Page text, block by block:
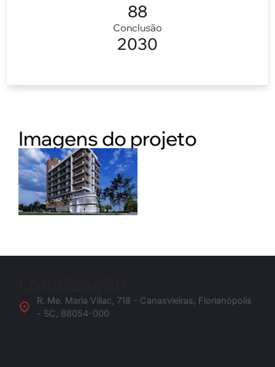
88
Conclusão
2030
Imagens do projeto
R. Me. Maria Villac, 718 - Canasvieiras, Florianópolis
- SC, 88054-000